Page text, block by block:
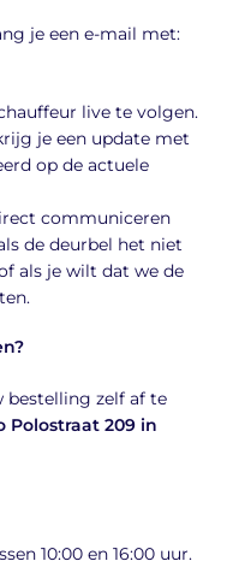
je een e-mail met:
live te volgen.
je een update met
op de actuele
communiceren
de deurbel het niet
als je wilt dat we de
bestelling zelf af te
Polostraat 209 in
10:00 en 16:00 uur.